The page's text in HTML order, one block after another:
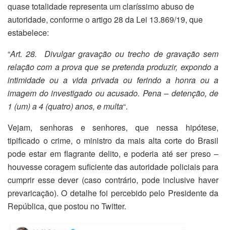
quase totalidade representa um claríssimo abuso de
autoridade, conforme o artigo 28 da Lei 13.869/19, que
estabelece:
“Art. 28. Divulgar gravação ou trecho de gravação sem
relação com a prova que se pretenda produzir, expondo a
intimidade ou a vida privada ou ferindo a honra ou a
imagem do investigado ou acusado. Pena – detenção, de
1 (um) a 4 (quatro) anos, e multa“.
Vejam, senhoras e senhores, que nessa hipótese,
tipificado o crime, o ministro da mais alta corte do Brasil
pode estar em flagrante delito, e poderia até ser preso –
houvesse coragem suficiente das autoridade policiais para
cumprir esse dever (caso contrário, pode inclusive haver
prevaricação). O detalhe foi percebido pelo Presidente da
República, que postou no Twitter.